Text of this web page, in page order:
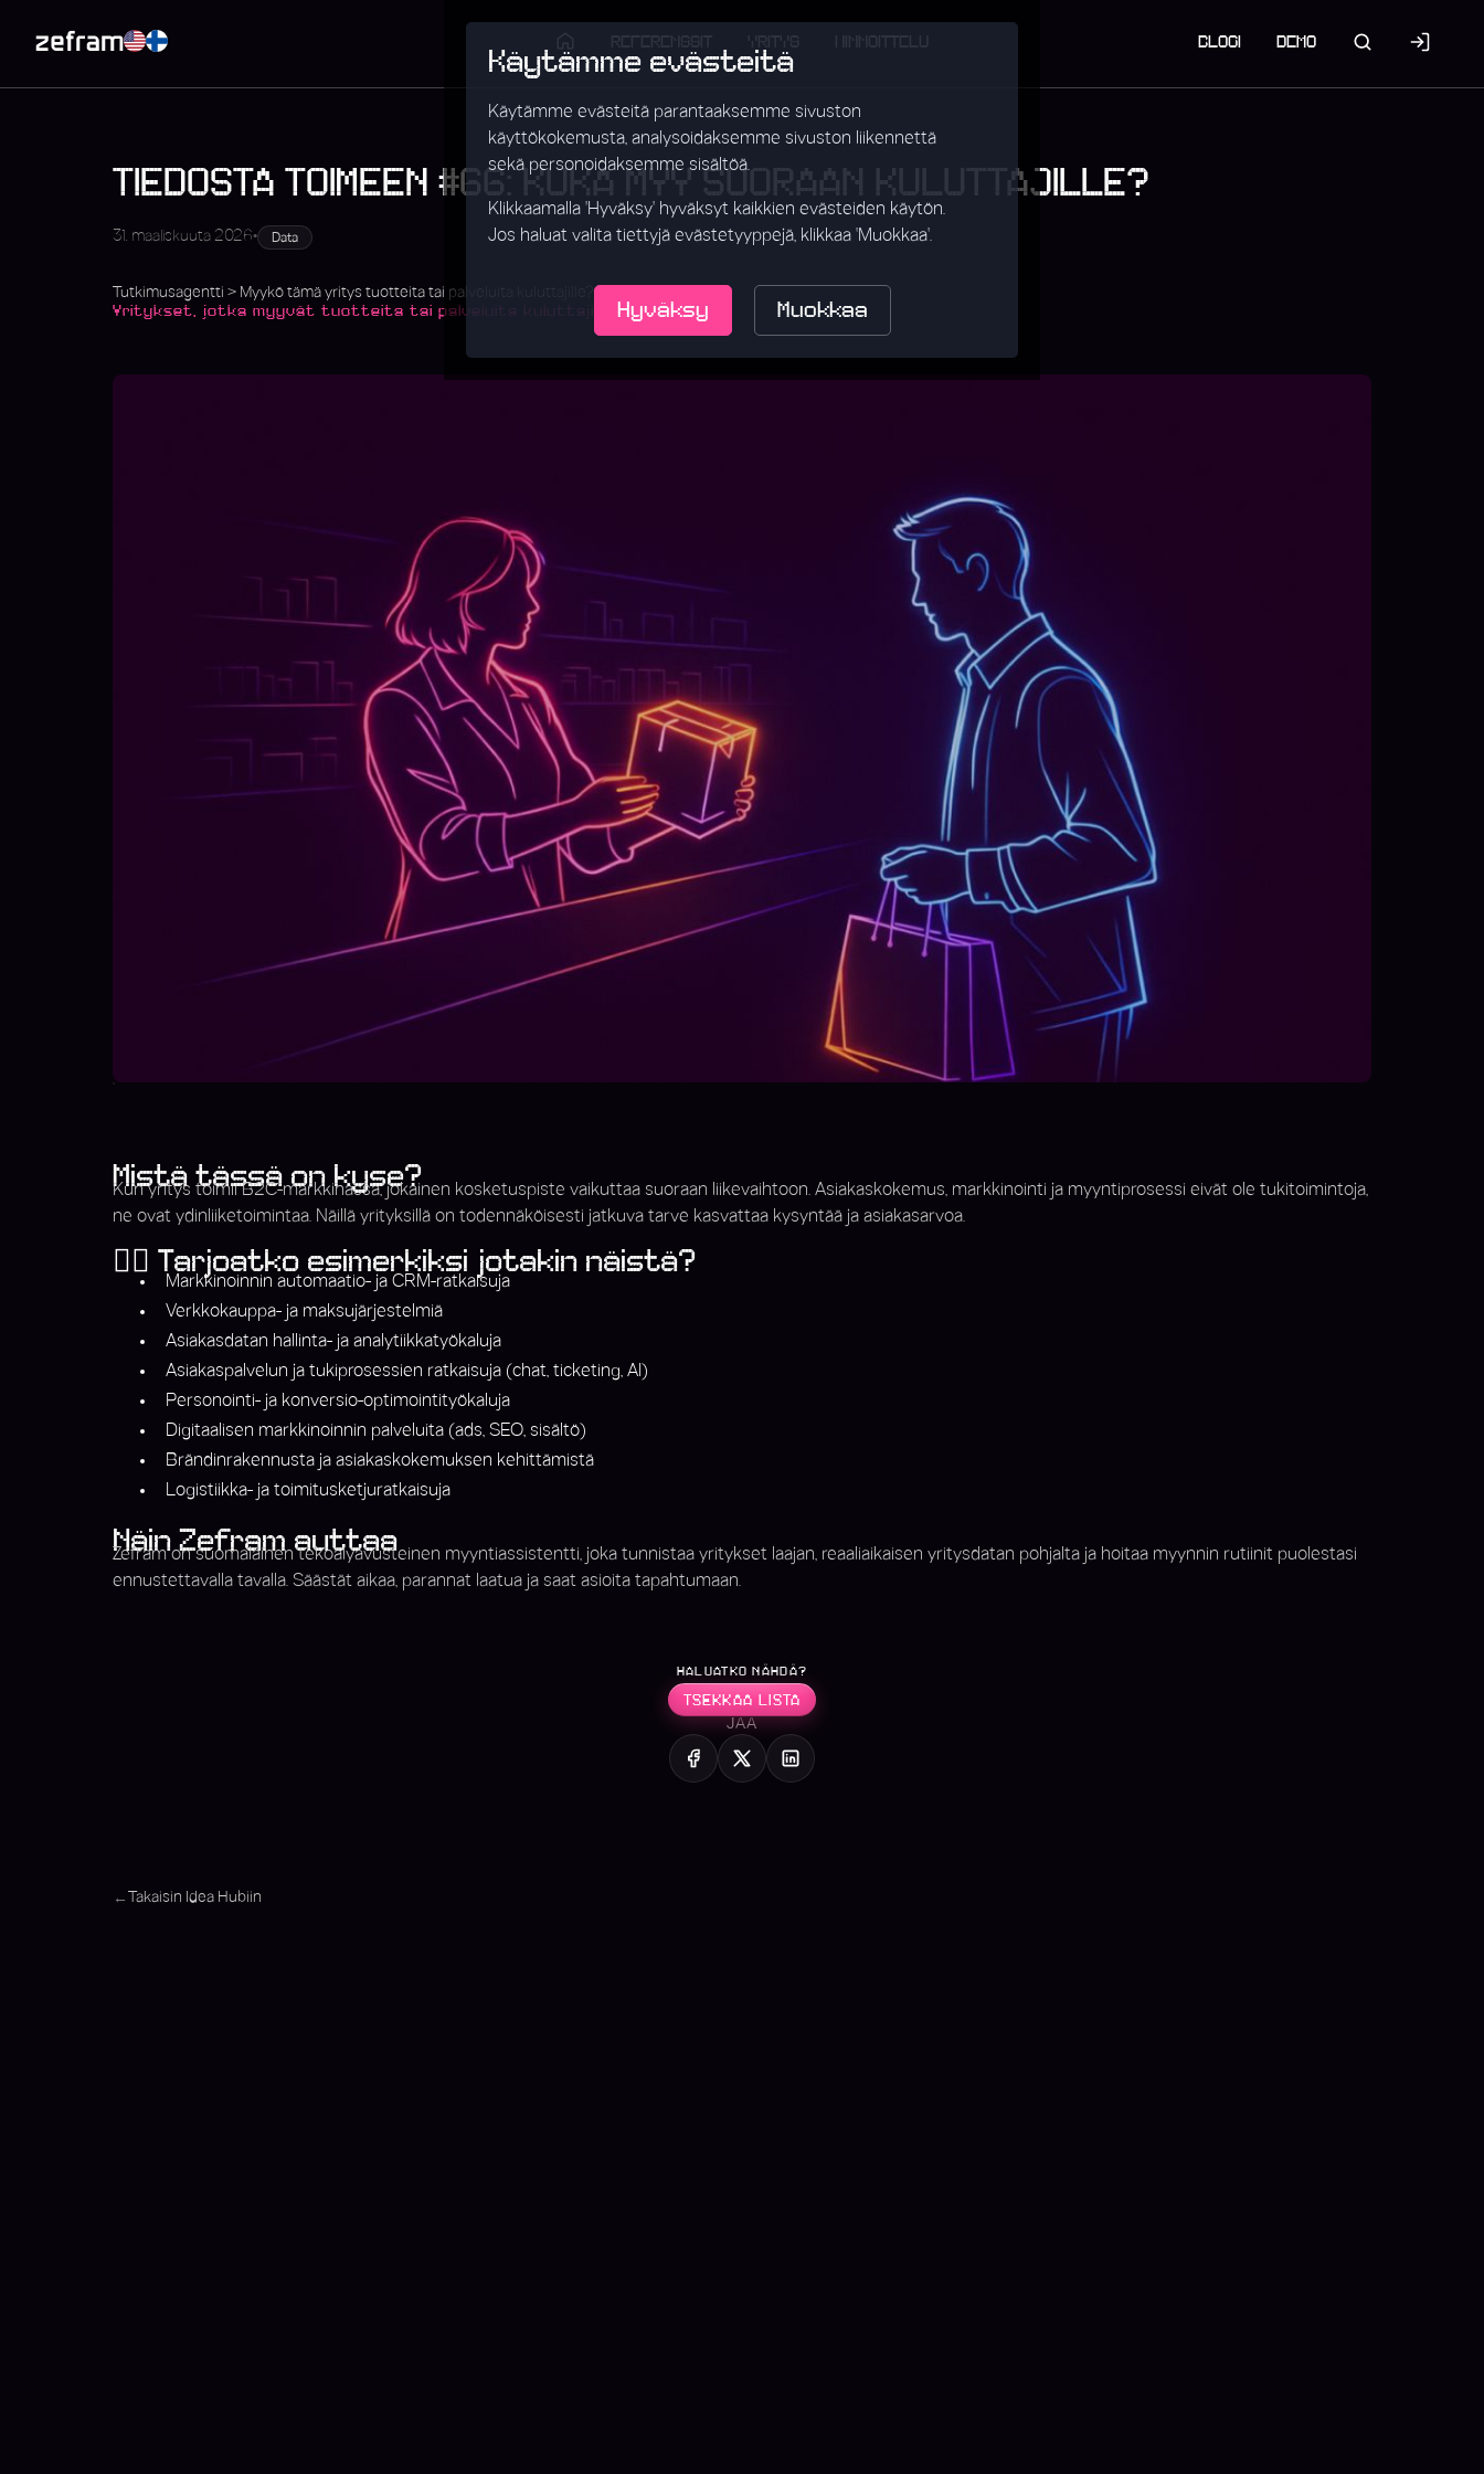
BLOGI DEMO
Käytämme evästeitä
Käytämme evästeitä parantaaksemme sivuston
käyttökokemusta, analysoidaksemme sivuston liikennettä
sekä personoidaksemme sisältöä.
Klikkaamalla 'Hyväksy' hyväksyt kaikkien evästeiden käytön.
Jos haluat valita tiettyjä evästetyyppejä, klikkaa 'Muokkaa'.
Hyväksy Muokkaa
TIEDOSTA TOIMEEN #66: KUKA MYY SUORAAN KULUTTAJILLE?
31. maaliskuuta 2026• Data
Tutkimusagentti > Myykö tämä yritys tuotteita tai palveluita kuluttajille?
Yritykset, jotka myyvät tuotteita tai palveluita kuluttajille.
Mistä tässä on kyse?
Kun yritys toimii B2C-markkinassa, jokainen kosketuspiste vaikuttaa suoraan liikevaihtoon. Asiakaskokemus, markkinointi ja myyntiprosessi eivät ole tukitoimintoja,
ne ovat ydinliiketoimintaa. Näillä yrityksillä on todennäköisesti jatkuva tarve kasvattaa kysyntää ja asiakasarvoa.
👉🏼 Tarjoatko esimerkiksi jotakin näistä?
Markkinoinnin automaatio- ja CRM-ratkaisuja
Verkkokauppa- ja maksujärjestelmiä
Asiakasdatan hallinta- ja analytiikkatyökaluja
Asiakaspalvelun ja tukiprosessien ratkaisuja (chat, ticketing, AI)
Personointi- ja konversio-optimointityökaluja
Digitaalisen markkinoinnin palveluita (ads, SEO, sisältö)
Brändinrakennusta ja asiakaskokemuksen kehittämistä
Logistiikka- ja toimitusketjuratkaisuja
Näin Zefram auttaa
Zefram on suomalainen tekoälyavusteinen myyntiassistentti, joka tunnistaa yritykset laajan, reaaliaikaisen yritysdatan pohjalta ja hoitaa myynnin rutiinit puolestasi
ennustettavalla tavalla. Säästät aikaa, parannat laatua ja saat asioita tapahtumaan.
HALUATKO NÄHDÄ?
TSEKKAA LISTA
JAA
← Takaisin Idea Hubiin